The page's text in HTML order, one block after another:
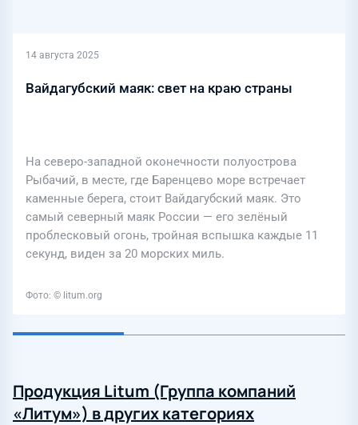
14 августа 2025
Вайдагубский маяк: свет на краю страны
На северо-западной оконечности полуострова
Рыбачий, в месте, где Баренцево море встречает
каменные берега, стоит Вайдагубский маяк. Это
самый северный маяк России — его зелёный
проблесковый огонь, тройная вспышка каждые 11
секунд, виден за 20 морских миль.
Фото: © litum.org
Продукция Litum (Группа компаний
«Литум») в других категориях